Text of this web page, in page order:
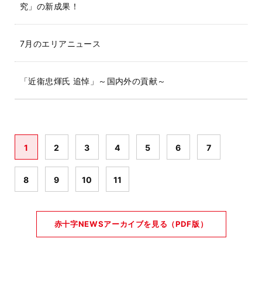
究」の新成果！
7月のエリアニュース
「近衞忠煇氏 追悼」～国内外の貢献～
1 2 3 4 5 6 7
8 9 10 11
赤十字NEWSアーカイブを見る（PDF版）